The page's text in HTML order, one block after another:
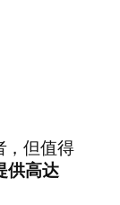
，但值得
供高达